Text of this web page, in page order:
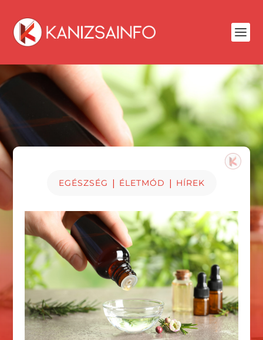
EGÉSZSÉG | ÉLETMÓD | HÍREK